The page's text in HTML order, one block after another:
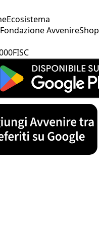
Ecosistema
Fondazione AvvenireShop
FISC